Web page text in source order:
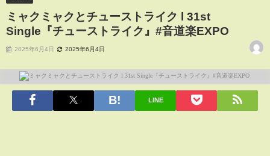
ミャクミャクとチューストライク l 31st
Single『チューストライク』#音道楽EXPO
2025年6月4日 2025年6月4日
LINE